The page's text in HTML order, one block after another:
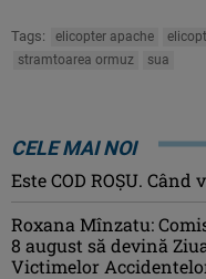
Tags: elicopter apache
stramtoarea ormuz
sua
CELE MAI NOI
Este COD ROŞU.
Roxana Mînzatu:
8 august să devină
Victimelor